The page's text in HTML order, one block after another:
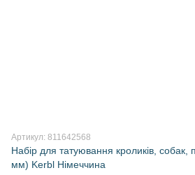
Артикул: 811642568
Набір для татуювання кроликів, собак,
мм) Kerbl Німеччина